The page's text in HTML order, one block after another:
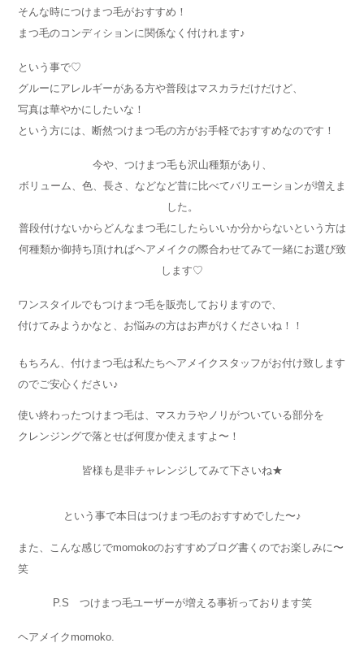
そんな時につけまつ毛がおすすめ！
まつ毛のコンディションに関係なく付けれます♪
という事で♡
グルーにアレルギーがある方や普段はマスカラだけだけど、
写真は華やかにしたいな！
という方には、断然つけまつ毛の方がお手軽でおすすめなのです！
今や、つけまつ毛も沢山種類があり、
ボリューム、色、長さ、などなど昔に比べてバリエーションが増えま
した。
普段付けないからどんなまつ毛にしたらいいか分からないという方は
何種類か御持ち頂ければヘアメイクの際合わせてみて一緒にお選び致
します♡
ワンスタイルでもつけまつ毛を販売しておりますので、
付けてみようかなと、お悩みの方はお声がけくださいね！！
もちろん、付けまつ毛は私たちヘアメイクスタッフがお付け致します
のでご安心ください♪
使い終わったつけまつ毛は、マスカラやノリがついている部分を
クレンジングで落とせば何度か使えますよ〜！
皆様も是非チャレンジしてみて下さいね★
という事で本日はつけまつ毛のおすすめでした〜♪
また、こんな感じでmomokoのおすすめブログ書くのでお楽しみに〜
笑
P.S つけまつ毛ユーザーが増える事祈っております笑
ヘアメイクmomoko.